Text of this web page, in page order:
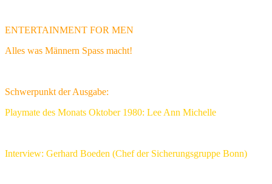
ENTERTAINMENT FOR MEN
Alles was Männern Spass macht!
Schwerpunkt der Ausgabe:
Playmate des Monats Oktober 1980: Lee Ann Michelle
Interview: Gerhard Boeden (Chef der Sicherungsgruppe Bonn)